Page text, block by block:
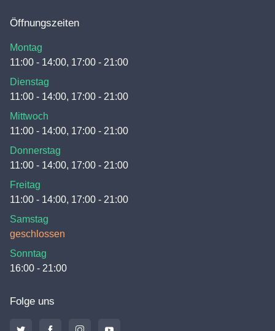
Öffnungszeiten
Montag
11:00 - 14:00, 17:00 - 21:00
Dienstag
11:00 - 14:00, 17:00 - 21:00
Mittwoch
11:00 - 14:00, 17:00 - 21:00
Donnerstag
11:00 - 14:00, 17:00 - 21:00
Freitag
11:00 - 14:00, 17:00 - 21:00
Samstag
geschlossen
Sonntag
16:00 - 21:00
Folge uns